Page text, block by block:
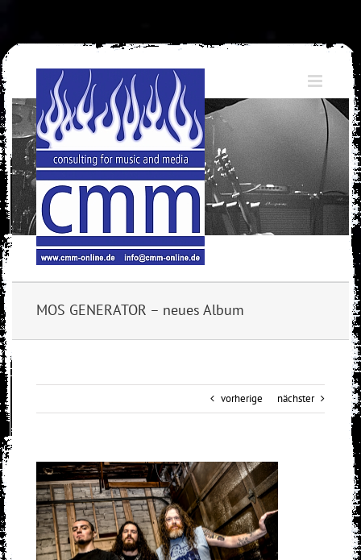
content
MOS GENERATOR – neues Album
vorherige nächster
View
Larger
Image